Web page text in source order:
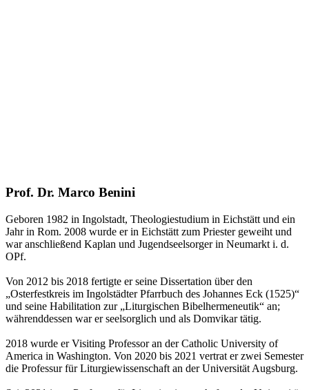
Prof. Dr. Marco Benini
Geboren 1982 in Ingolstadt, Theologiestudium in Eichstätt und ein
Jahr in Rom. 2008 wurde er in Eichstätt zum Priester geweiht und
war anschließend Kaplan und Jugendseelsorger in Neumarkt i. d.
OPf.
Von 2012 bis 2018 fertigte er seine Dissertation über den
„Osterfestkreis im Ingolstädter Pfarrbuch des Johannes Eck (1525)“
und seine Habilitation zur „Liturgischen Bibelhermeneutik“ an;
währenddessen war er seelsorglich und als Domvikar tätig.
2018 wurde er Visiting Professor an der Catholic University of
America in Washington. Von 2020 bis 2021 vertrat er zwei Semester
die Professur für Liturgiewissenschaft an der Universität Augsburg.